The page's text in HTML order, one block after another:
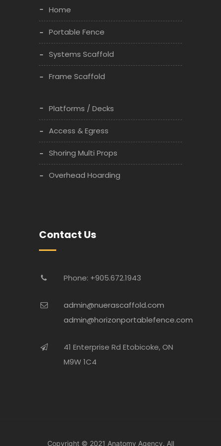
Home
Portable Fence
Systems Scaffold
Frame Scaffold
Platforms / Decks
Access & Egress
Shoring Multi Props
Overhead Hoarding
Contact Us
Phone: +905.672.1943
admin@nuerascaffold.com
admin@horizonportablefence.com
41 Enterprise Rd Etobicoke, ON
M9W 1C4
Copyright © 2021 Anatomy Agency. All